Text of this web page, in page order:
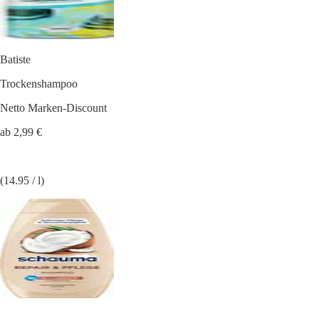
Batiste
Trockenshampoo
Netto Marken-Discount
ab 2,99 €
(14.95 / l)